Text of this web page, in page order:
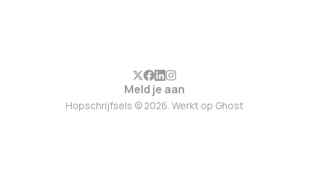
Meld je aan
Hopschrijfsels © 2026. Werkt op Ghost